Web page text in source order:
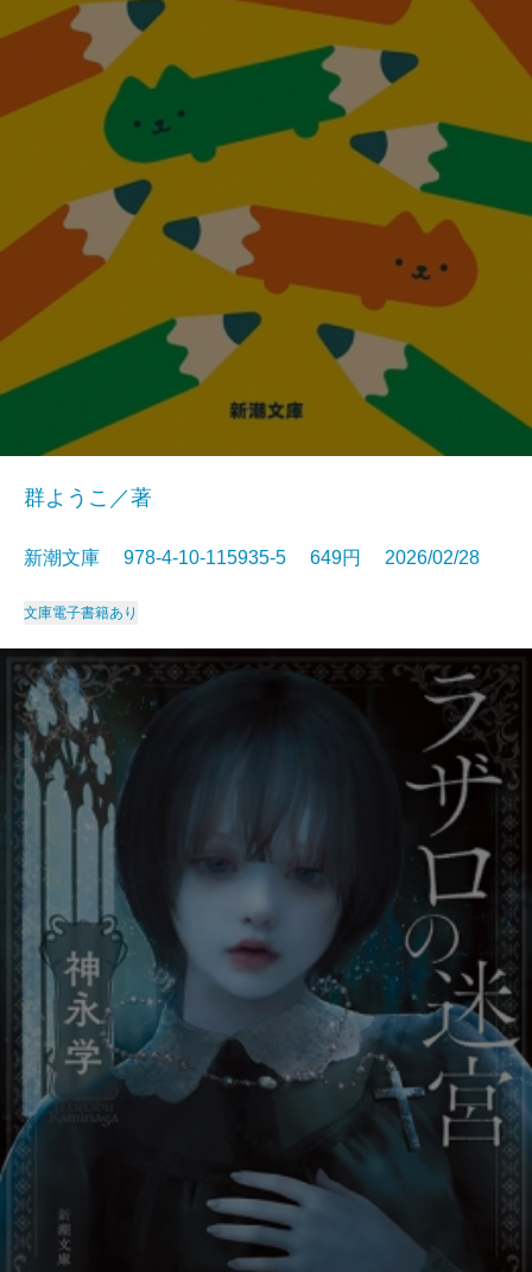
群ようこ／著
新潮文庫 978-4-10-115935-5 649円 2026/02/28
文庫電子書籍あり